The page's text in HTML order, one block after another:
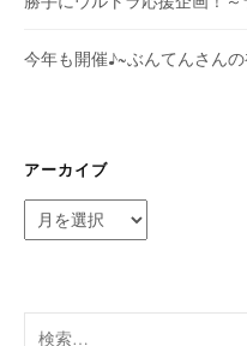
今年も開催♪~ぶんてんさん
アーカイブ
ー
ブ